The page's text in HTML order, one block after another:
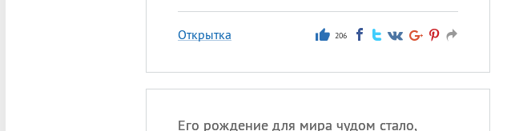
Открытка 206
Его рождение для мира чудом стало,